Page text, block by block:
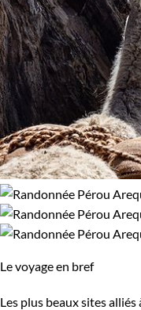
Le voyage en bref
Les plus beaux sites